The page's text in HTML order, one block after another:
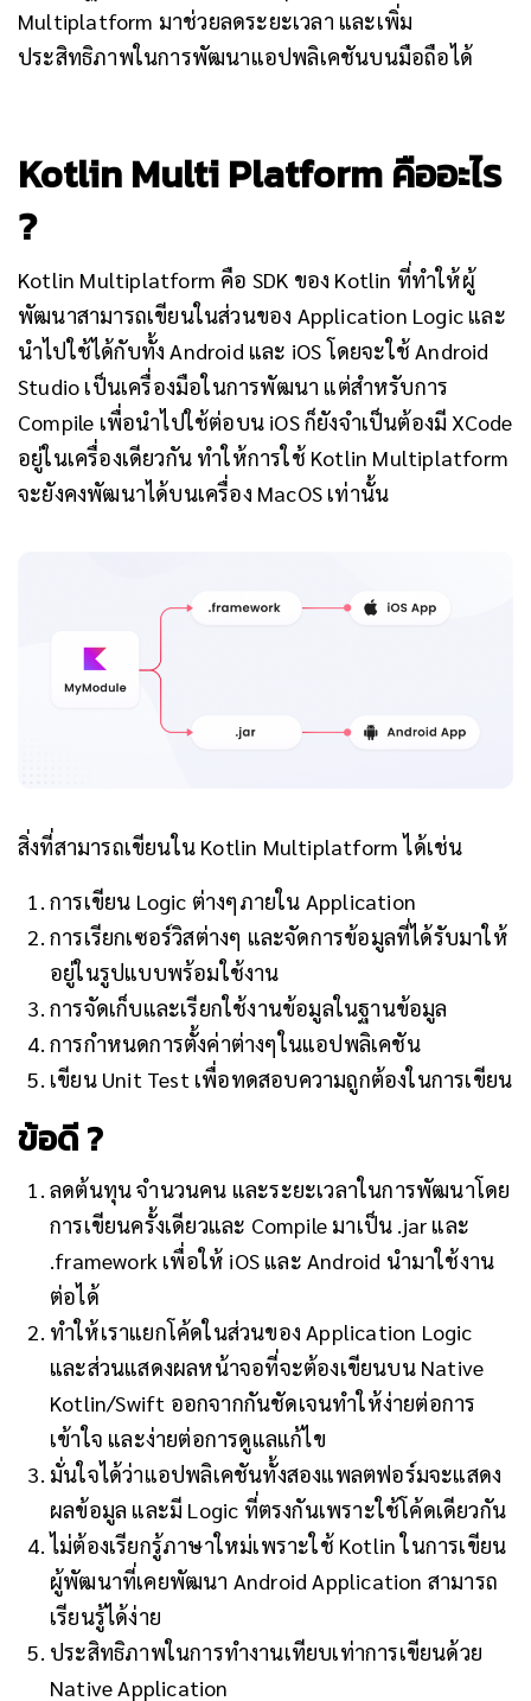
Multiplatform มาช่วยลดระยะเวลา และเพิ่ม
ประสิทธิภาพในการพัฒนาแอปพลิเคชันบนมือถือได้
Kotlin Multi Platform คืออะไร
?
Kotlin Multiplatform คือ SDK ของ Kotlin ที่ทำให้ผู้
พัฒนาสามารถเขียนในส่วนของ Application Logic และ
นำไปใช้ได้กับทั้ง Android และ iOS โดยจะใช้ Android
Studio เป็นเครื่องมือในการพัฒนา แต่สำหรับการ
Compile เพื่อนำไปใช้ต่อบน iOS ก็ยังจำเป็นต้องมี XCode
อยู่ในเครื่องเดียวกัน ทำให้การใช้ Kotlin Multiplatform
จะยังคงพัฒนาได้บนเครื่อง MacOS เท่านั้น
สิ่งที่สามารถเขียนใน Kotlin Multiplatform ได้เช่น
การเขียน Logic ต่างๆภายใน Application
การเรียกเซอร์วิสต่างๆ และจัดการข้อมูลที่ได้รับมาให้
อยู่ในรูปแบบพร้อมใช้งาน
การจัดเก็บและเรียกใช้งานข้อมูลในฐานข้อมูล
การกำหนดการตั้งค่าต่างๆในแอปพลิเคชัน
เขียน Unit Test เพื่อทดสอบความถูกต้องในการเขียน
ข้อดี ?
ลดต้นทุน จำนวนคน และระยะเวลาในการพัฒนาโดย
การเขียนครั้งเดียวและ Compile มาเป็น .jar และ
.framework เพื่อให้ iOS และ Android นำมาใช้งาน
ต่อได้
ทำให้เราแยกโค้ดในส่วนของ Application Logic
และส่วนแสดงผลหน้าจอที่จะต้องเขียนบน Native
Kotlin/Swift ออกจากกันชัดเจนทำให้ง่ายต่อการ
เข้าใจ และง่ายต่อการดูแลแก้ไข
มั่นใจได้ว่าแอปพลิเคชันทั้งสองแพลตฟอร์มจะแสดง
ผลข้อมูล และมี Logic ที่ตรงกันเพราะใช้โค้ดเดียวกัน
ไม่ต้องเรียกรู้ภาษาใหม่เพราะใช้ Kotlin ในการเขียน
ผู้พัฒนาที่เคยพัฒนา Android Application สามารถ
เรียนรู้ได้ง่าย
ประสิทธิภาพในการทำงานเทียบเท่าการเขียนด้วย
Native Application